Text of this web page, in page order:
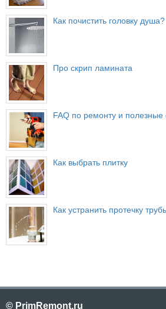
Как почистить головку душа?
Про скрип ламината
FAQ по ремонту и полезные
Как выбрать плитку
Как устранить протечку
© PrimRemont.ru